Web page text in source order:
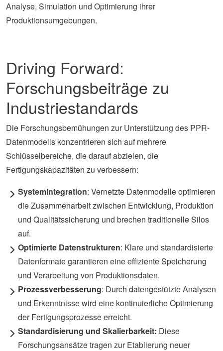
Analyse, Simulation und Optimierung ihrer
Produktionsumgebungen.
Driving Forward:
Forschungsbeiträge zu
Industriestandards
Die Forschungsbemühungen zur Unterstützung des PPR-
Datenmodells konzentrieren sich auf mehrere
Schlüsselbereiche, die darauf abzielen, die
Fertigungskapazitäten zu verbessern:
Systemintegration: Vernetzte Datenmodelle optimieren
die Zusammenarbeit zwischen Entwicklung, Produktion
und Qualitätssicherung und brechen traditionelle Silos
auf.
Optimierte Datenstrukturen: Klare und standardisierte
Datenformate garantieren eine effiziente Speicherung
und Verarbeitung von Produktionsdaten.
Prozessverbesserung: Durch datengestützte Analysen
und Erkenntnisse wird eine kontinuierliche Optimierung
der Fertigungsprozesse erreicht.
Standardisierung und Skalierbarkeit: Diese
Forschungsansätze tragen zur Etablierung neuer